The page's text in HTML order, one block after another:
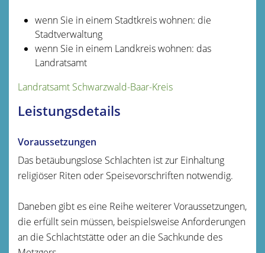
wenn Sie in einem Stadtkreis wohnen: die
Stadtverwaltung
wenn Sie in einem Landkreis wohnen: das
Landratsamt
Landratsamt Schwarzwald-Baar-Kreis
Leistungsdetails
Voraussetzungen
Das betäubungslose Schlachten ist zur Einhaltung
religiöser Riten oder Speisevorschriften notwendig.
Daneben gibt es eine Reihe weiterer Voraussetzungen,
die erfüllt sein müssen, beispielsweise Anforderungen
an die Schlachtstätte oder an die Sachkunde des